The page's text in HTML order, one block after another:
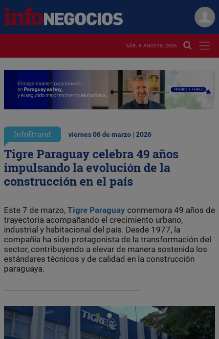
SÁB. 8 AGOSTO 2026
InfoBrand viernes 06 de marzo | 2026
Tigre Paraguay celebra 49 años
impulsando la evolución de la
construcción en el país
Este 7 de marzo, Tigre Paraguay conmemora 49 años de
trayectoria acompañando el crecimiento urbano,
industrial y habitacional del país. Desde 1977, la
compañía ha sido protagonista de la transformación del
sector, contribuyendo a elevar de manera sostenida los
estándares técnicos y de calidad en la construcción
paraguaya.